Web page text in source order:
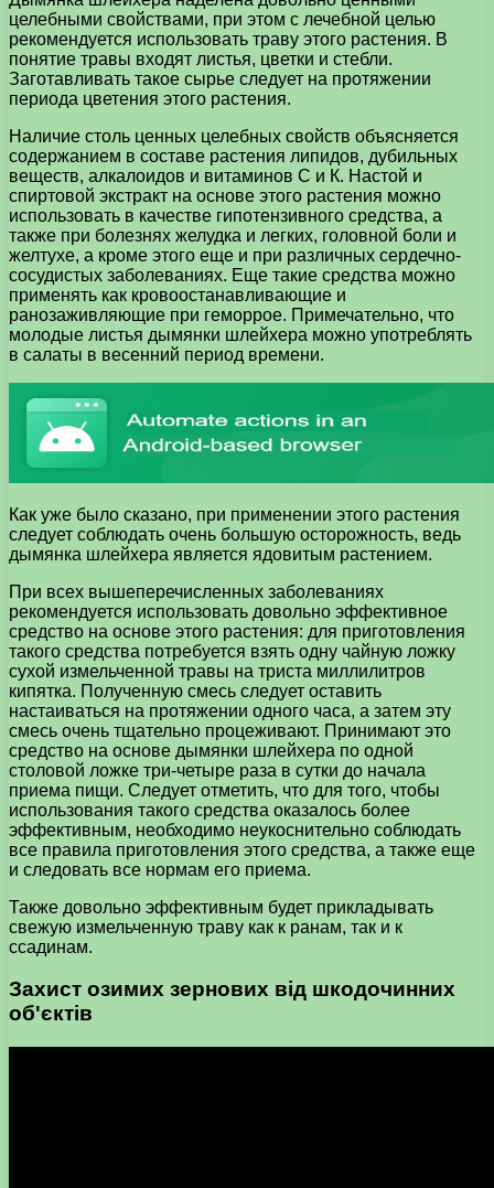
целебными свойствами, при этом с лечебной целью
рекомендуется использовать траву этого растения. В
понятие травы входят листья, цветки и стебли.
Заготавливать такое сырье следует на протяжении
периода цветения этого растения.
Наличие столь ценных целебных свойств объясняется
содержанием в составе растения липидов, дубильных
веществ, алкалоидов и витаминов С и К. Настой и
спиртовой экстракт на основе этого растения можно
использовать в качестве гипотензивного средства, а
также при болезнях желудка и легких, головной боли и
желтухе, а кроме этого еще и при различных сердечно-
сосудистых заболеваниях. Еще такие средства можно
применять как кровоостанавливающие и
ранозаживляющие при геморрое. Примечательно, что
молодые листья дымянки шлейхера можно употреблять
в салаты в весенний период времени.
Как уже было сказано, при применении этого растения
следует соблюдать очень большую осторожность, ведь
дымянка шлейхера является ядовитым растением.
При всех вышеперечисленных заболеваниях
рекомендуется использовать довольно эффективное
средство на основе этого растения: для приготовления
такого средства потребуется взять одну чайную ложку
сухой измельченной травы на триста миллилитров
кипятка. Полученную смесь следует оставить
настаиваться на протяжении одного часа, а затем эту
смесь очень тщательно процеживают. Принимают это
средство на основе дымянки шлейхера по одной
столовой ложке три-четыре раза в сутки до начала
приема пищи. Следует отметить, что для того, чтобы
использования такого средства оказалось более
эффективным, необходимо неукоснительно соблюдать
все правила приготовления этого средства, а также еще
и следовать все нормам его приема.
Также довольно эффективным будет прикладывать
свежую измельченную траву как к ранам, так и к
ссадинам.
Захист озимих зернових від шкодочинних
об'єктів